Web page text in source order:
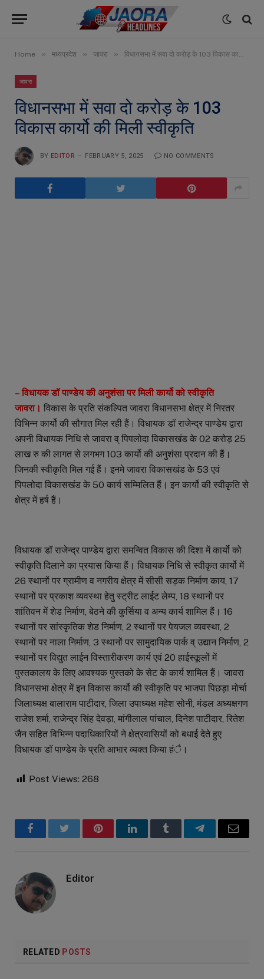
Home » मध्यप्रदेश » जावरा » विधानसभा में सवा दो करोड़ के 103 विकास कार्यो की मिली स्वीकृति
जावरा
विधानसभा में सवा दो करोड़ के 103
विकास कार्यो की मिली स्वीकृति
BY EDITOR FEBRUARY 5, 2025 NO COMMENTS
– विधायक डॉ पाण्डेय की अनुशंसा पर मिली कार्यो को स्वीकृति
जावरा। विकास के प्रति संकल्पित जावरा विधानसभा क्षेत्र में निरतर
विभिन्न कार्यो की सौगात मिल रही हैं। विधायक डॉ राजेन्द्र पाण्डेय द्वारा
अपनी विधायक निधि से जावरा व् पिपलोदा विकासखंड के 02 करोड़ 25
लाख रु की लागत से लगभग 103 कार्यो की अनुशंसा प्रदान की हैं।
जिनकी स्वीकृति मिल गई हैं। इनमे जावरा विकासखंड के 53 एवं
पिपलोदा विकासखंड के 50 कार्य सम्मिलित हैं। इन कार्यो की स्वीकृति से
क्षेत्र में हर्ष हैं।
विधायक डॉ राजेन्द्र पाण्डेय द्वारा समन्वित विकास की दिशा में कार्यो को
स्वीकृति दिलाने का प्रयास किया हैं। विधायक निधि से स्वीकृत कार्यो में
26 स्थानों पर ग्रामीण व नगरीय क्षेत्र में सीसी सड़क निर्माण काय, 17
स्थानों पर प्रकाश व्यवस्था हेतु स्ट्रीट लाईट लेम्प, 18 स्थानों पर
शांतिवन में शेड निर्माण, बेठने की कुर्सिया व अन्य कार्य शामिल हैं। 16
स्थानों पर सांस्कृतिक शेड निर्माण, 2 स्थानों पर पेयजल व्यवस्था, 2
स्थानों पर नाला निर्माण, 3 स्थानों पर सामुदायिक पार्क व् उद्यान निर्माण, 2
स्थानों पर विद्युत लाईन विस्तारीकरण कार्य एवं 20 हाईस्कूलों में
पुस्तकालय के लिए आवश्यक पुस्तको के सेट के कार्य शामिल हैं। जावरा
विधानसभा क्षेत्र में इन विकास कार्यो की स्वीकृति पर भाजपा पिछड़ा मोर्चा
जिलाध्यक्ष बालाराम पाटीदार, जिला उपाध्यक्ष महेश सोनी, मंडल अध्यक्षगण
राजेश शर्मा, राजेन्द्र सिंह देवड़ा, मांगीलाल पांचाल, दिनेश पाटीदार, रितेश
जैन सहित विभिन्न पदाधिकारियों ने क्षेत्रवासियों को बधाई देते हुए
विधायक डॉ पाण्डेय के प्रति आभार व्यक्त किया हंै।
Post Views: 268
FacebookTwitter PinterestLinkedInTumblr TelegramEmail
Editor
RELATED POSTS